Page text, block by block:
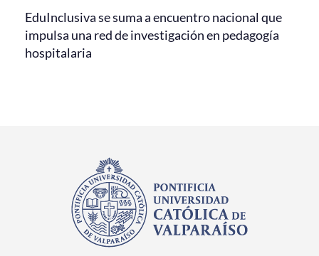
EduInclusiva se suma a encuentro nacional que
impulsa una red de investigación en pedagogía
hospitalaria